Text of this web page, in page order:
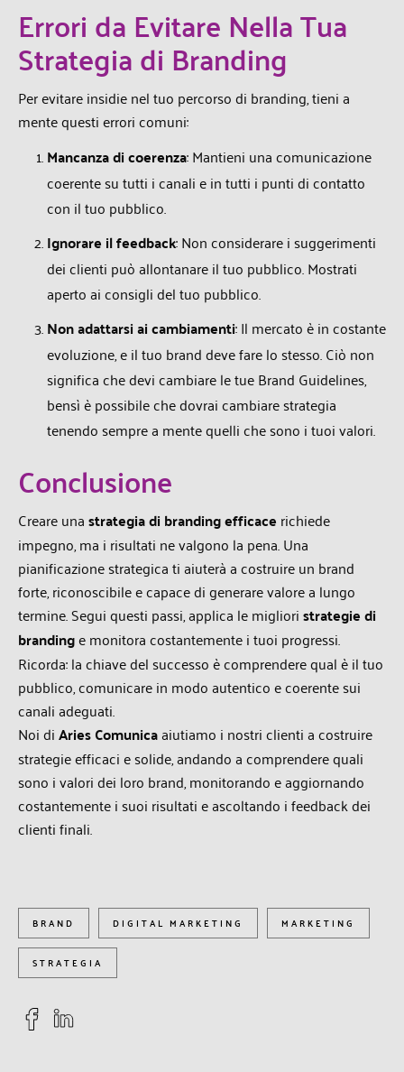
Errori da Evitare Nella Tua
Strategia di Branding
Per evitare insidie nel tuo percorso di branding, tieni a
mente questi errori comuni:
Mancanza di coerenza: Mantieni una comunicazione
coerente su tutti i canali e in tutti i punti di contatto
con il tuo pubblico.
Ignorare il feedback: Non considerare i suggerimenti
dei clienti può allontanare il tuo pubblico. Mostrati
aperto ai consigli del tuo pubblico.
Non adattarsi ai cambiamenti: Il mercato è in costante
evoluzione, e il tuo brand deve fare lo stesso. Ciò non
significa che devi cambiare le tue Brand Guidelines,
bensì è possibile che dovrai cambiare strategia
tenendo sempre a mente quelli che sono i tuoi valori.
Conclusione
Creare unastrategia di branding efficace richiede
impegno, ma i risultati ne valgono la pena. Una
pianificazione strategica ti aiuterà a costruire un brand
forte, riconoscibile e capace di generare valore a lungo
termine. Segui questi passi, applica le miglioristrategie di
brandinge monitora costantemente i tuoi progressi.
Ricorda: la chiave del successo è comprendere qual è il tuo
pubblico, comunicare in modo autentico e coerente sui
canali adeguati.
Noi diAries Comunicaaiutiamo i nostri clienti a costruire
strategie efficaci e solide, andando a comprendere quali
sono i valori dei loro brand, monitorando e aggiornando
costantemente i suoi risultati e ascoltando i feedback dei
clienti finali.
BRAND DIGITAL MARKETING MARKETING
STRATEGIA